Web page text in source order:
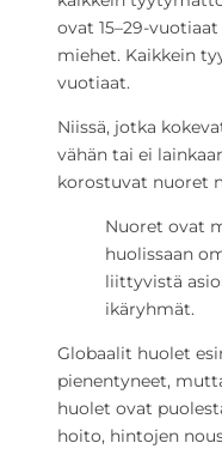
ovat 15–29-
miehet. Kaikkein
vuotiaat.
Niissä, jotka
vähän tai ei
korostuvat nuoret
Nuoret ovat
huolissaan
liittyvistä
ikäryhmät.
Globaalit huolet
pienentyneet,
huolet ovat
hoito, hintojen